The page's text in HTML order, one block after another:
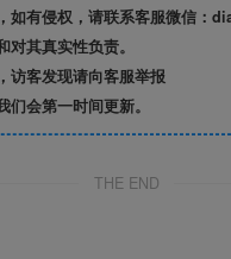
有侵权，请联系客服微信：
其真实性负责。
访客发现请向客服举报
会第一时间更新。
THE END